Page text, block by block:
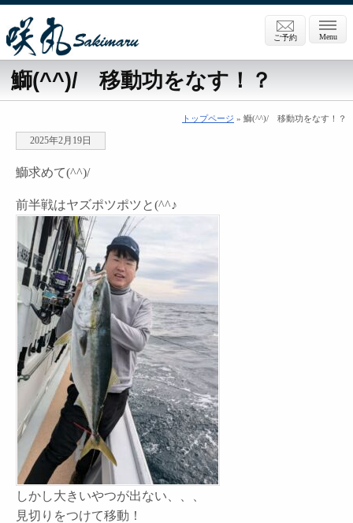
Menu
ご予約
鰤(^^)/ 移動功をなす！？
トップページ » 鰤(^^)/ 移動功をなす！？
2025年2月19日
鰤求めて(^^)/
前半戦はヤズポツポツと(^^♪
しかし大きいやつが出ない、、、
見切りをつけて移動！